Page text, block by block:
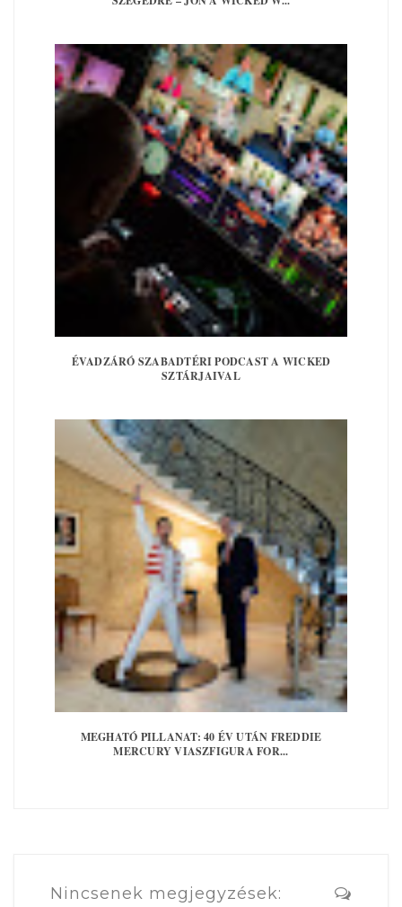
ÉVADZÁRÓ SZABADTÉRI PODCAST A WICKED
SZTÁRJAIVAL
MEGHATÓ PILLANAT: 40 ÉV UTÁN FREDDIE
MERCURY VIASZFIGURA FOR...
Nincsenek megjegyzések: